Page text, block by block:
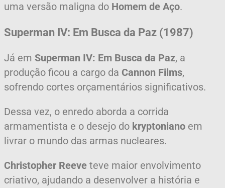
uma versão maligna do Homem de Aço.
Superman IV: Em Busca da Paz (1987)
Já em Superman IV: Em Busca da Paz, a
produção ficou a cargo da Cannon Films,
sofrendo cortes orçamentários significativos.
Dessa vez, o enredo aborda a corrida
armamentista e o desejo do kryptoniano em
livrar o mundo das armas nucleares.
Christopher Reeve teve maior envolvimento
criativo, ajudando a desenvolver a história e